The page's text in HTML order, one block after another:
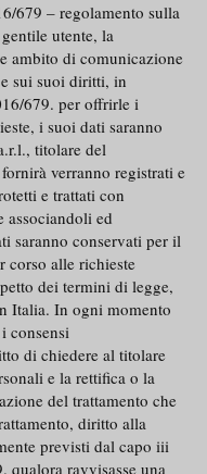
679 – regolamento sulla
utente, la
ambito di comunicazione
sui suoi diritti, in
679. per offrirle i
i suoi dati saranno
titolare del
verranno registrati e
e trattati con
associandoli ed
saranno conservati per il
corso alle richieste
dei termini di legge,
Italia. In ogni momento
consensi
di chiedere al titolare
e la rettifica o la
del trattamento che
diritto alla
previsti dal capo iii
qualora ravvisasse una